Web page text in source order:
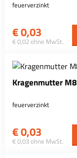
feuerverzinkt
€0,03
€ 0,02 ohne MwSt.
Kragenmutter M8
feuerverzinkt
€0,03
€ 0,03 ohne MwSt.